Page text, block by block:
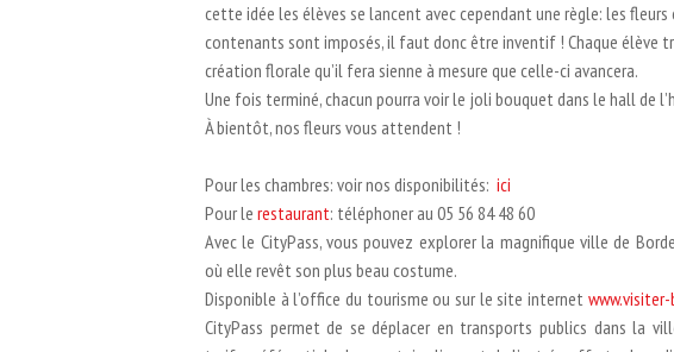
cette idée les élèves se lancent avec cependant une règle: les fleurs
contenants sont imposés, il faut donc être inventif ! Chaque élève
création florale qu’il fera sienne à mesure que celle-ci avancera.
Une fois terminé, chacun pourra voir le joli bouquet dans le hall de
À bientôt, nos fleurs vous attendent !
Pour les chambres: voir nos disponibilités: ici
Pour le restaurant: téléphoner au 05 56 84 48 60
Avec le CityPass, vous pouvez explorer la magnifique ville de
où elle revêt son plus beau costume.
Disponible à l’office du tourisme ou sur le site internet
CityPass permet de se déplacer en transports publics dans la